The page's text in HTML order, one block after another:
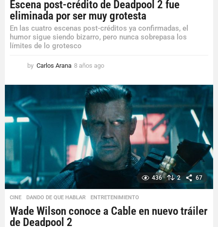
Escena post-crédito de Deadpool 2 fue
eliminada por ser muy grotesta
En las cuatro escenas post-créditos ya confirmadas, el
humor sigue siendo bizarro, pero nunca sobrepasa los
límites de lo grotesco
by Carlos Arana 8 años ago
ñ
o
s
g
436 2 67
CINE ,DANDO DE QUE HABLAR ,ENTRETENIMIENTO
Wade Wilson conoce a Cable en nuevo tráiler
de Deadpool 2